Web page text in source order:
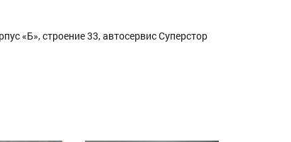
«Б», строение 33, автосервис Суперстор